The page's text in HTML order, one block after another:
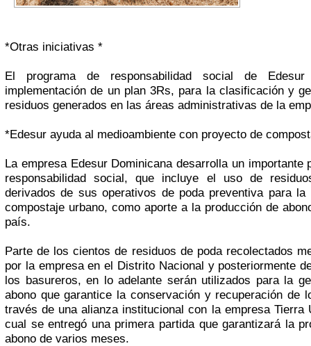
*Otras iniciativas *
El programa de responsabilidad social de
implementación de un plan 3Rs, para la clasificación y
residuos generados en las áreas administrativas de la
*Edesur ayuda al medioambiente con proyecto de
La empresa Edesur Dominicana desarrolla un importante
responsabilidad social, que incluye el uso de
derivados de sus operativos de poda preventiva para la
compostaje urbano, como aporte a la producción de
país.
Parte de los cientos de residuos de poda recolectados
por la empresa en el Distrito Nacional y posteriormente
los basureros, en lo adelante serán utilizados para la
abono que garantice la conservación y recuperación de
través de una alianza institucional con la empresa Tierra
cual se entregó una primera partida que garantizará la
abono de varios meses.